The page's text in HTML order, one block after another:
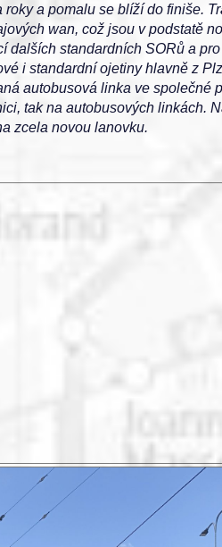
roky a pomalu se blíží do finiše.
wan, což jsou v podstatě
dalších standardních SORů a
i standardní ojetiny hlavně z
autobusová linka ve společné
tak na autobusových linkách.
zcela novou lanovku.